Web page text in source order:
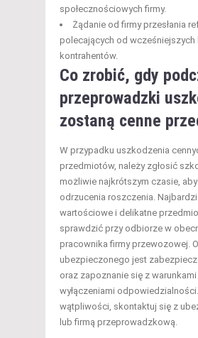
społecznościowych firmy.
Żądanie od firmy przesłania
polecających od wcześniejszych
kontrahentów.
Co zrobić, gdy
przeprowadzki
zostaną cenne
W przypadku uszkodzenia
przedmiotów, należy zgłosić
możliwie najkrótszym czasie,
odrzucenia roszczenia.
wartościowe i delikatne
sprawdzić przy odbiorze w
pracownika firmy przewozowej.
ubezpieczonego jest
oraz zapoznanie się z
wyłączeniami
wątpliwości, skontaktuj się z
lub firmą przeprowadzkową.